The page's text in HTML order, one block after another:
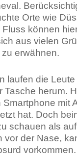
Orte wie
können
aus vielen
erwähnen.
laufen die
Tasche herum.
mit
hat. Doch
schauen als
vor der Nase,